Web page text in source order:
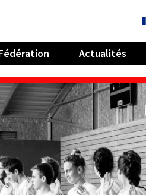
Actualités